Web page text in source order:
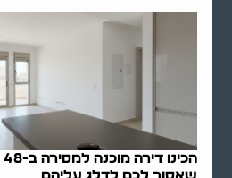
שאסור לכם לדלג עליהם